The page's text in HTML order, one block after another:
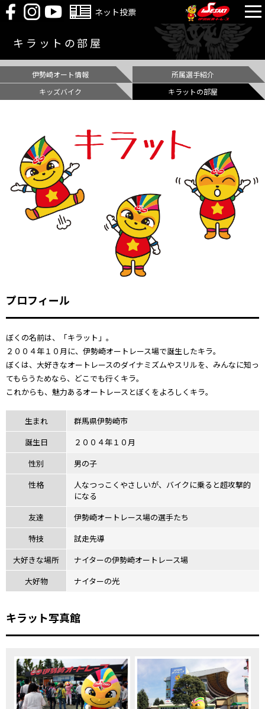
ネット投票
キラットの部屋
伊勢崎オート情報
所属選手紹介
キッズバイク
キラットの部屋
プロフィール
ぼくの名前は、「キラット」。
２００４年１０月に、伊勢崎オートレース場で誕生したキラ。
ぼくは、大好きなオートレースのダイナミズムやスリルを、みんなに知っ
てもらうためなら、どこでも行くキラ。
これからも、魅力あるオートレースとぼくをよろしくキラ。
生まれ
群馬県伊勢崎市
誕生日
２００４年１０月
性別
男の子
性格
人なつっこくやさしいが、バイクに乗ると超攻撃的
になる
友達
伊勢崎オートレース場の選手たち
特技
試走先導
大好きな場所
ナイターの伊勢崎オートレース場
大好物
ナイターの光
キラット写真館